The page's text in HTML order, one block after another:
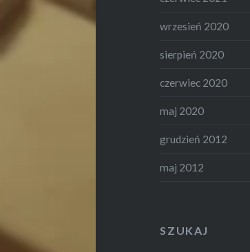
wrzesień 2020
sierpień 2020
czerwiec 2020
maj 2020
grudzień 2012
maj 2012
SZUKAJ